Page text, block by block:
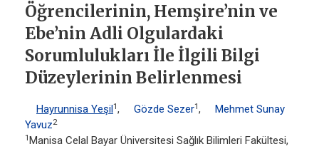
Öğrencilerinin, Hemşire’nin ve
Ebe’nin Adli Olgulardaki
Sorumlulukları İle İlgili Bilgi
Düzeylerinin Belirlenmesi
Hayrunnisa Yeşil1, Gözde Sezer1,
Mehmet Sunay
Yavuz2
1Manisa Celal Bayar Üniversitesi Sağlık Bilimleri Fakültesi,